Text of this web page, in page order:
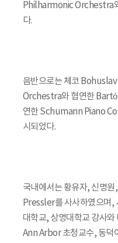
Philharmonic Orchestra
다.
음반으로는 체코
Orchestra와 협연한
연한 Schumann Piano
시되었다.
국내에서는 황유자, 신명
Pressler를 사사하였으며,
대학교, 상명대학교 강사
Ann Arbor 초청교수, 동덕